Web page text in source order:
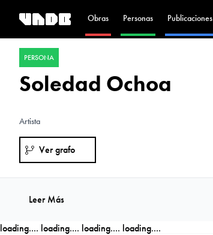
Obras Personas Publicaciones
PERSONA
Soledad Ochoa
Artista
Ver grafo
Leer Más
loading.... loading.... loading.... loading....